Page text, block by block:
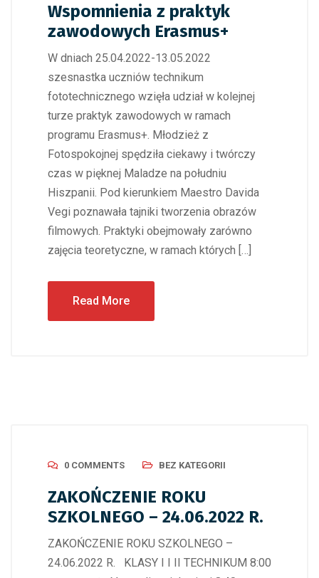
Wspomnienia z praktyk
zawodowych Erasmus+
W dniach 25.04.2022-13.05.2022
szesnastka uczniów technikum
fototechnicznego wzięła udział w kolejnej
turze praktyk zawodowych w ramach
programu Erasmus+. Młodzież z
Fotospokojnej spędziła ciekawy i twórczy
czas w pięknej Maladze na południu
Hiszpanii. Pod kierunkiem Maestro Davida
Vegi poznawała tajniki tworzenia obrazów
filmowych. Praktyki obejmowały zarówno
zajęcia teoretyczne, w ramach których […]
Read More
0 COMMENTS BEZ KATEGORII
ZAKOŃCZENIE ROKU
SZKOLNEGO – 24.06.2022 R.
ZAKOŃCZENIE ROKU SZKOLNEGO –
24.06.2022 R. KLASY I I II TECHNIKUM 8:00